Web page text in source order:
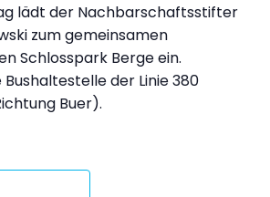
lädt der Nachbarschaftsstifter
zum gemeinsamen
Schlosspark Berge ein.
der Linie 380
Buer).